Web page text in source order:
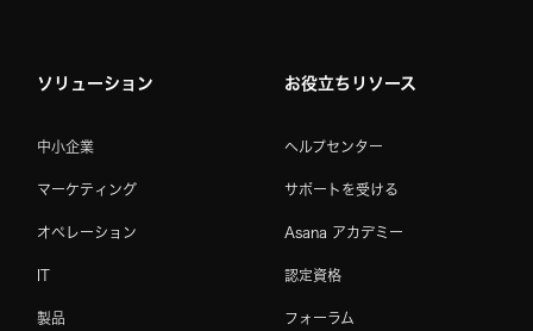
ソリューション
中小企業
マーケティング
オペレーション
IT
製品
お役立ちリソース
ヘルプセンター
サポートを受ける
Asana アカデミー
認定資格
フォーラム